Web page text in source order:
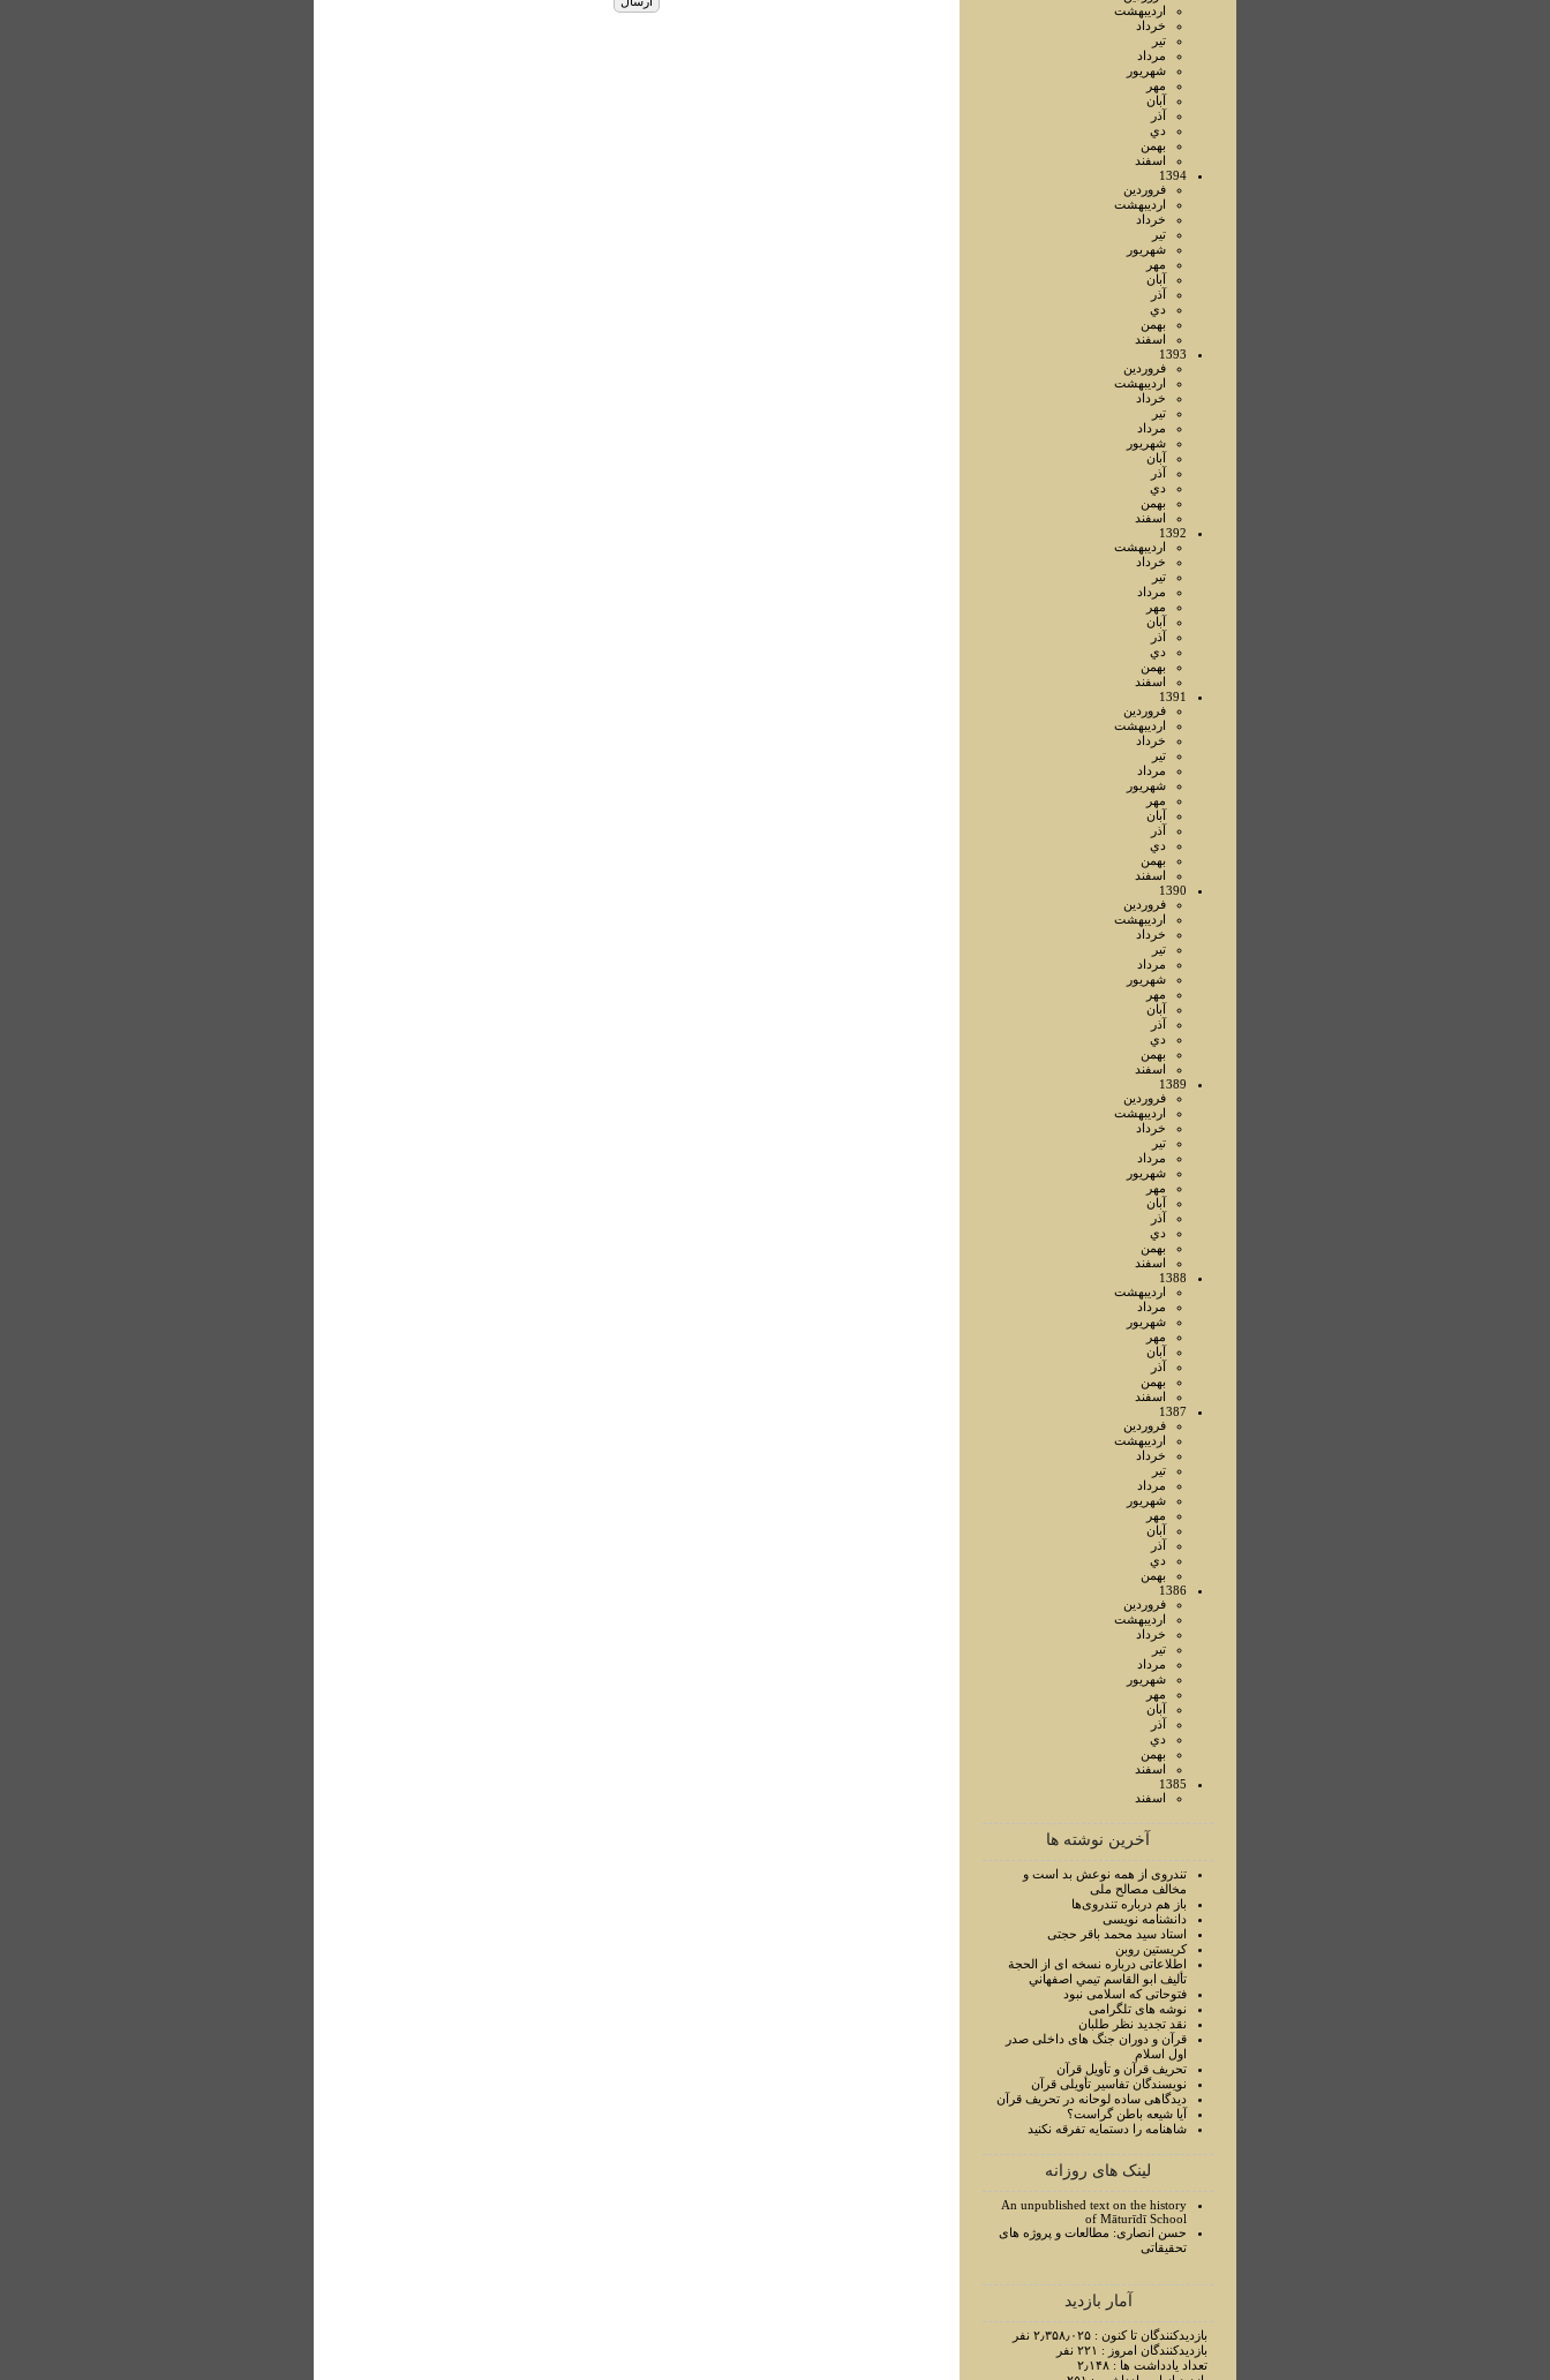
ارديبهشت
خرداد
تير
مرداد
شهريور
مهر
آبان
آذر
دي
بهمن
اسفند
1394
فروردين
ارديبهشت
خرداد
تير
شهريور
مهر
آبان
آذر
دي
بهمن
اسفند
1393
فروردين
ارديبهشت
خرداد
تير
مرداد
شهريور
آبان
آذر
دي
بهمن
اسفند
1392
ارديبهشت
خرداد
تير
مرداد
مهر
آبان
آذر
دي
بهمن
اسفند
1391
فروردين
ارديبهشت
خرداد
تير
مرداد
شهريور
مهر
آبان
آذر
دي
بهمن
اسفند
1390
فروردين
ارديبهشت
خرداد
تير
مرداد
شهريور
مهر
آبان
آذر
دي
بهمن
اسفند
1389
فروردين
ارديبهشت
خرداد
تير
مرداد
شهريور
مهر
آبان
آذر
دي
بهمن
اسفند
1388
ارديبهشت
مرداد
شهريور
مهر
آبان
آذر
بهمن
اسفند
1387
فروردين
ارديبهشت
خرداد
تير
مرداد
شهريور
مهر
آبان
آذر
دي
بهمن
1386
فروردين
ارديبهشت
خرداد
تير
مرداد
شهريور
مهر
آبان
آذر
دي
بهمن
اسفند
1385
اسفند
آخرین نوشته ها
تندروی از همه نوعش بد است و
مخالف مصالح ملی
باز هم درباره تندروی‌ها
دانشنامه نویسی
استاد سيد محمد باقر حجتی
کریستین روبن
اطلاعاتی درباره نسخه ای از الحجة
تأليف ابو القاسم تيمي اصفهاني
فتوحاتی که اسلامی نبود
نوشه های تلگرامی
نقد تجدید نظر طلبان
قرآن و دوران جنگ های داخلی صدر
اول اسلام
تحريف قرآن و تأويل قرآن
نويسندگان تفاسير تأويلی قرآن
ديدگاهی ساده لوحانه در تحريف قرآن
آيا شيعه باطن گراست؟
شاهنامه را دستمايه تفرقه نکنيد
لینک های روزانه
An unpublished text on the history
of Māturīdī School
حسن انصاری: مطالعات و پروژه های
تحقیقاتی
آمار بازدید
بازدیدکنندگان تا کنون : ۲٫۳۵۸٫۰۲۵ نفر
بازدیدکنندگان امروز : ۲۲۱ نفر
تعداد یادداشت ها : ۲٫۱۴۸